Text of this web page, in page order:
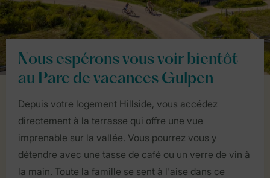
Nous espérons vous voir bientôt
au Parc de vacances Gulpen
Depuis votre logement Hillside, vous accédez
directement à la terrasse qui offre une vue
imprenable sur la vallée. Vous pourrez vous y
détendre avec une tasse de café ou un verre de vin à
la main. Toute la famille se sent à l'aise dans ce